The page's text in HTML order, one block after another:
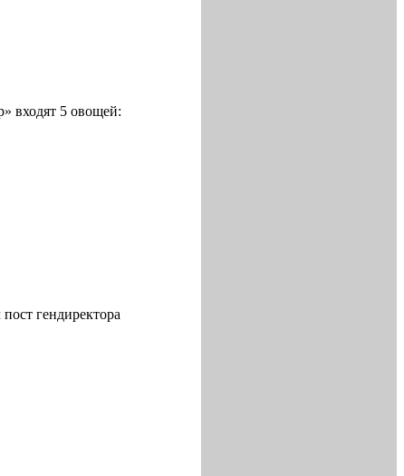
входят 5 овощей:
гендиректора